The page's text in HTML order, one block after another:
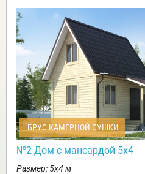
БРУС КАМЕРНОЙ СУШКИ
№2 Дом с мансардой 5х4
Размер: 5х4 м